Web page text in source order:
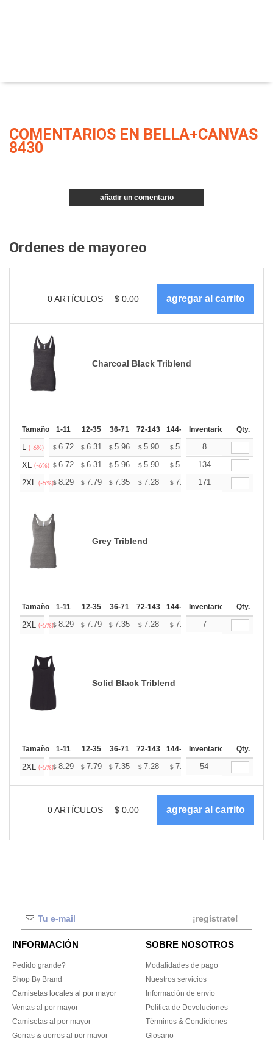
COMENTARIOS EN BELLA+CANVAS
8430
añadir un comentario
Ordenes de mayoreo
0ARTÍCULOS $ 0.00
Charcoal Black Triblend
Tamaño 1-11 12-35 36-71 72-143 144-287 288 + Más
Inventario Qty.
L (-6%) $ 6.72 $ 6.31 $ 5.96 $ 5.90 $ 5.80 $
8
XL (-6%) $ 6.72 $ 6.31 $ 5.96 $ 5.90 $ 5.80 $5.75
134
2XL (-5%)$ 8.29 $ 7.79 $ 7.35 $ 7.28 $ 7.16 $7.10
171
Grey Triblend
Tamaño 1-11 12-35 36-71 72-143 144-287 288 + Más
Inventario Qty.
2XL (-5%)$ 8.29 $ 7.79 $ 7.35 $ 7.28 $ 7.16 $
7
Solid Black Triblend
Tamaño 1-11 12-35 36-71 72-143 144-287 288 + Más
Inventario Qty.
2XL (-5%)$ 8.29 $ 7.79 $ 7.35 $ 7.28 $ 7.16 $7.10
54
0ARTÍCULOS $ 0.00
¡regístrate!
INFORMACIÓN
Pedido grande?
Shop By Brand
Camisetas locales al por mayor
Ventas al por mayor
Camisetas al por mayor
Gorras & gorros al por mayor
SOBRE NOSOTROS
Modalidades de pago
Nuestros servicios
Información de envío
Política de Devoluciones
Términos & Condiciones
Glosario